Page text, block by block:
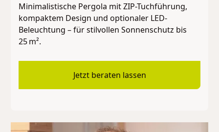
Minimalistische Pergola mit ZIP-Tuchführung,
kompaktem Design und optionaler LED-
Beleuchtung – für stilvollen Sonnenschutz bis
25 m².
Jetzt beraten lassen